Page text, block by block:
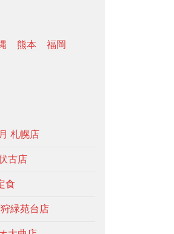
熊本
福岡
札幌店
古店
食
狩緑苑台店